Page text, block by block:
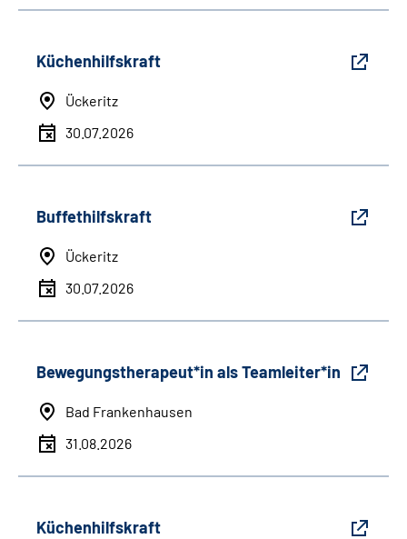
Küchenhilfskraft
Ückeritz
30.07.2026
Buffethilfskraft
Ückeritz
30.07.2026
Bewegungstherapeut*in als Teamleiter*in
Bad Frankenhausen
31.08.2026
Küchenhilfskraft